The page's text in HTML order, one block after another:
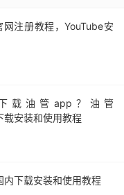
注册教程，YouTube安
载油管app？油管
载安装和使用教程
内下载安装和使用教程